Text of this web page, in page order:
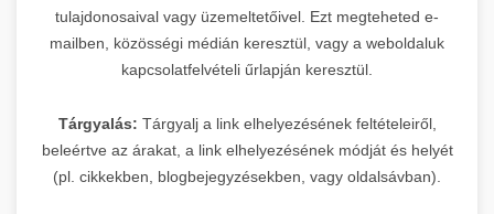
tulajdonosaival vagy üzemeltetőivel. Ezt megteheted e-
mailben, közösségi médián keresztül, vagy a weboldaluk
kapcsolatfelvételi űrlapján keresztül.
Tárgyalás: Tárgyalj a link elhelyezésének feltételeiről,
beleértve az árakat, a link elhelyezésének módját és helyét
(pl. cikkekben, blogbejegyzésekben, vagy oldalsávban).